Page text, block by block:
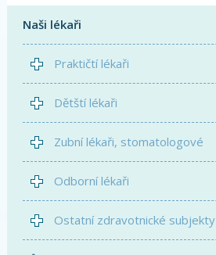
Naši lékaři
Praktičtí lékaři
Dětští lékaři
Zubní lékaři, stomatologové
Odborní lékaři
Ostatní zdravotnické subjekty